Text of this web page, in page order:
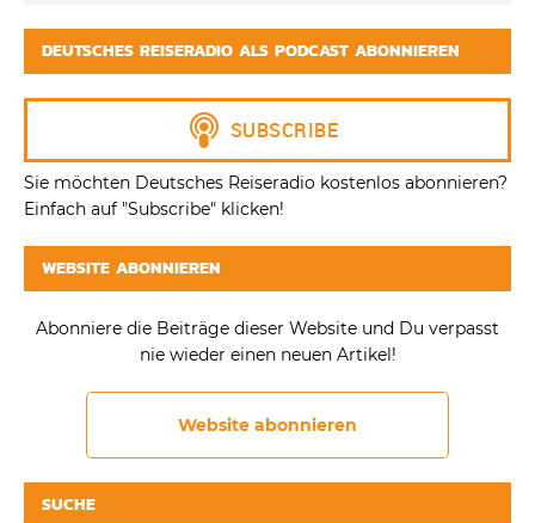
DEUTSCHES REISERADIO ALS PODCAST ABONNIEREN
Sie möchten Deutsches Reiseradio kostenlos abonnieren?
Einfach auf "Subscribe" klicken!
WEBSITE ABONNIEREN
Abonniere die Beiträge dieser Website und Du verpasst
nie wieder einen neuen Artikel!
Website abonnieren
SUCHE